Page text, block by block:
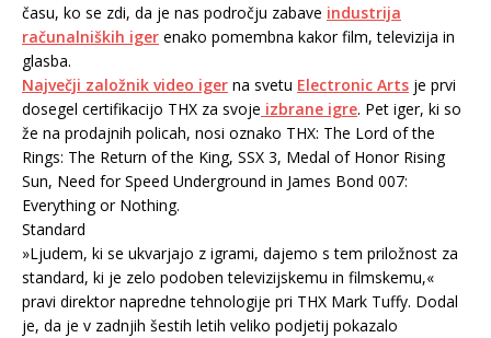
času, ko se zdi, da je nas področju zabave industrija
računalniških iger enako pomembna kakor film, televizija in
glasba.
Največji založnik video iger na svetu Electronic Arts je prvi
dosegel certifikacijo THX za svoje izbrane igre. Pet iger, ki so
že na prodajnih policah, nosi oznako THX: The Lord of the
Rings: The Return of the King, SSX 3, Medal of Honor Rising
Sun, Need for Speed Underground in James Bond 007:
Everything or Nothing.
Standard
»Ljudem, ki se ukvarjajo z igrami, dajemo s tem priložnost za
standard, ki je zelo podoben televizijskemu in filmskemu,«
pravi direktor napredne tehnologije pri THX Mark Tuffy. Dodal
je, da je v zadnjih šestih letih veliko podjetij pokazalo